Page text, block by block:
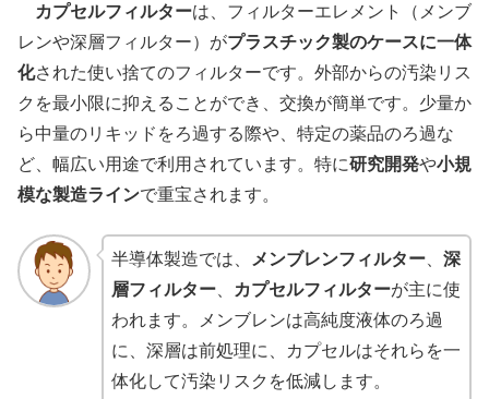
カプセルフィルターは、フィルターエレメント（メンブ
レンや深層フィルター）がプラスチック製のケースに一体
化された使い捨てのフィルターです。外部からの汚染リス
クを最小限に抑えることができ、交換が簡単です。少量か
ら中量のリキッドをろ過する際や、特定の薬品のろ過な
ど、幅広い用途で利用されています。特に研究開発や小規
模な製造ラインで重宝されます。
半導体製造では、 メンブレンフィルター、 深
層フィルター、 カプセルフィルターが主に使
われます。メンブレンは高純度液体のろ過
に、深層は前処理に、カプセルはそれらを一
体化して汚染リスクを低減します。